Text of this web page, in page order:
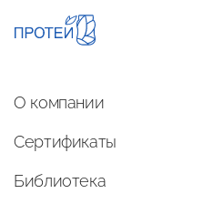
О компании
Сертификаты
Библиотека